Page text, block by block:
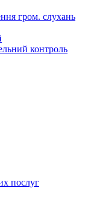
гром. слухань
контроль
послуг